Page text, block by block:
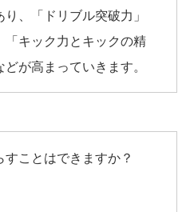
、「ドリブル突破力」
「キック力とキックの精
が高まっていきます。
すことはできますか？